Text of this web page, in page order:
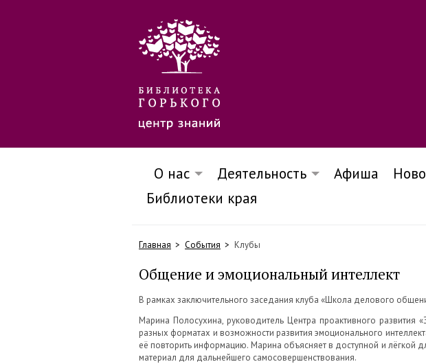
О нас Деятельность Афиша
Библиотеки края
Главная События Клубы
Общение и эмоциональный интеллект
В рамках заключительного заседания клуба «Школа делового
Марина Полосухина, руководитель Центра проактивного развития
разных форматах и возможности развития эмоционального
её повторить информацию. Марина объясняет в доступной и лёгкой
материал для дальнейшего самосовершенствования.